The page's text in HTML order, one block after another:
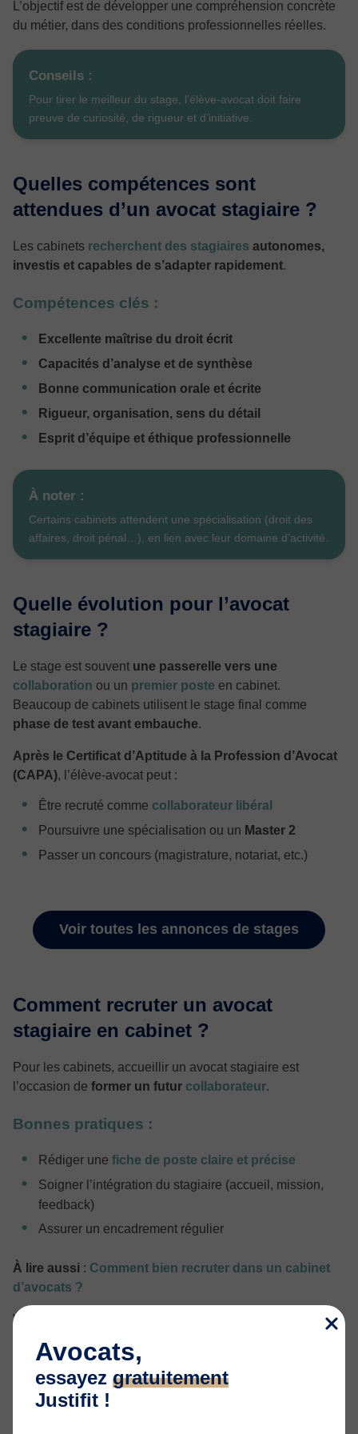
L’objectif est de développer une compréhension concrète
du métier, dans des conditions professionnelles réelles.
Conseils :
Pour tirer le meilleur du stage, l’élève-avocat doit faire
preuve de curiosité, de rigueur et d’initiative.
Quelles compétences sont
attendues d’un avocat stagiaire ?
Les cabinets recherchent des stagiaires autonomes,
investis et capables de s’adapter rapidement.
Compétences clés :
Excellente maîtrise du droit écrit
Capacités d’analyse et de synthèse
Bonne communication orale et écrite
Rigueur, organisation, sens du détail
Esprit d’équipe et éthique professionnelle
À noter :
Certains cabinets attendent une spécialisation (droit des
affaires, droit pénal…), en lien avec leur domaine d’activité.
Quelle évolution pour l’avocat
stagiaire ?
Le stage est souvent une passerelle vers une
collaboration ou un premier poste en cabinet.
Beaucoup de cabinets utilisent le stage final comme
phase de test avant embauche.
Après le Certificat d’Aptitude à la Profession d’Avocat
(CAPA), l’élève-avocat peut :
Être recruté comme collaborateur libéral
Poursuivre une spécialisation ou un Master 2
Passer un concours (magistrature, notariat, etc.)
Voir toutes les annonces de stages
Comment recruter un avocat
stagiaire en cabinet ?
Pour les cabinets, accueillir un avocat stagiaire est
l’occasion de former un futur collaborateur.
Bonnes pratiques :
Rédiger une fiche de poste claire et précise
Soigner l’intégration du stagiaire (accueil, mission,
feedback)
Assurer un encadrement régulier
À lire aussi : Comment bien recruter dans un cabinet
d’avocats ?
Vous recrutez ? Essayez dès maintenant Justifit
Avocats,
essayez gratuitement
Justifit !